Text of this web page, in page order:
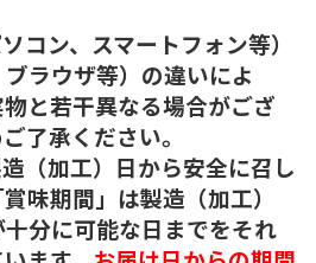
コン、スマートフォン等）
ラウザ等）の違いによ
と若干異なる場合がござ
了承ください。
（加工）日から安全に召し
味期間」は製造（加工）
分に可能な日までをそれ